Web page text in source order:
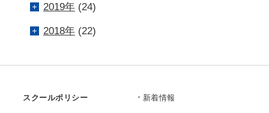
2019年(24)
2018年(22)
スクールポリシー 新着情報